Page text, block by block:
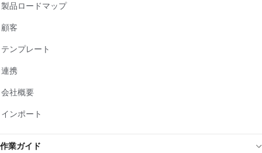
製品ロードマップ
顧客
テンプレート
連携
会社概要
インポート
作業ガイド